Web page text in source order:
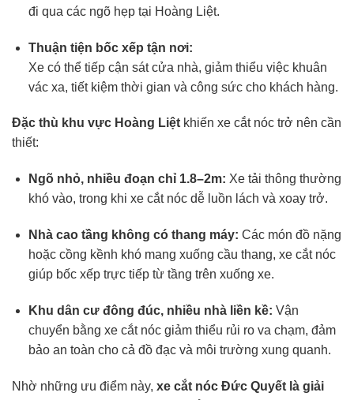
đi qua các ngõ hẹp tại Hoàng Liệt.
Thuận tiện bốc xếp tận nơi:
Xe có thể tiếp cận sát cửa nhà, giảm thiểu việc khuân
vác xa, tiết kiệm thời gian và công sức cho khách hàng.
Đặc thù khu vực Hoàng Liệt khiến xe cắt nóc trở nên cần
thiết:
Ngõ nhỏ, nhiều đoạn chỉ 1.8–2m: Xe tải thông thường
khó vào, trong khi xe cắt nóc dễ luồn lách và xoay trở.
Nhà cao tầng không có thang máy: Các món đồ nặng
hoặc cồng kềnh khó mang xuống cầu thang, xe cắt nóc
giúp bốc xếp trực tiếp từ tầng trên xuống xe.
Khu dân cư đông đúc, nhiều nhà liền kề: Vận
chuyển bằng xe cắt nóc giảm thiểu rủi ro va chạm, đảm
bảo an toàn cho cả đồ đạc và môi trường xung quanh.
Nhờ những ưu điểm này, xe cắt nóc Đức Quyết là giải